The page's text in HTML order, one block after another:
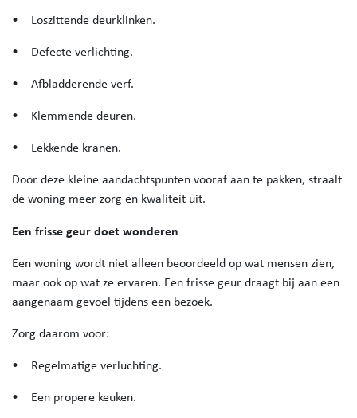
• Loszittende deurklinken.
• Defecte verlichting.
• Afbladderende verf.
• Klemmende deuren.
• Lekkende kranen.
Door deze kleine aandachtspunten vooraf aan te pakken, straalt
de woning meer zorg en kwaliteit uit.
Een frisse geur doet wonderen
Een woning wordt niet alleen beoordeeld op wat mensen zien,
maar ook op wat ze ervaren. Een frisse geur draagt bij aan een
aangenaam gevoel tijdens een bezoek.
Zorg daarom voor:
• Regelmatige verluchting.
• Een propere keuken.